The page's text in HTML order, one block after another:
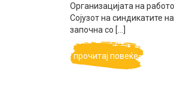
Организацијата на
Сојузот на синдикатите
започна со […]
прочитај повеќе